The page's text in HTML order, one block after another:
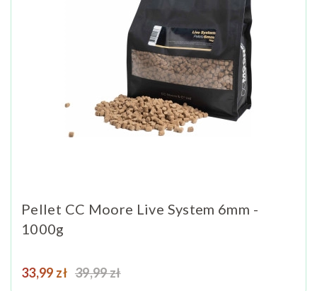
Pellet CC Moore Live System 6mm -
1000g
Cena
33,99 zł Cena podstawowa
39,99 zł